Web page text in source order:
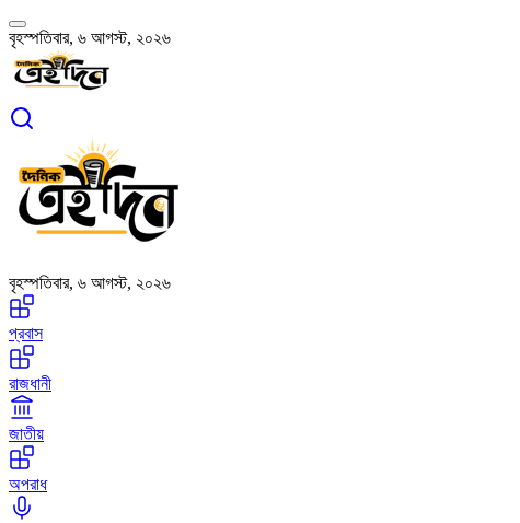
বৃহস্পতিবার, ৬ আগস্ট, ২০২৬
বৃহস্পতিবার, ৬ আগস্ট, ২০২৬
প্রবাস
রাজধানী
জাতীয়
অপরাধ